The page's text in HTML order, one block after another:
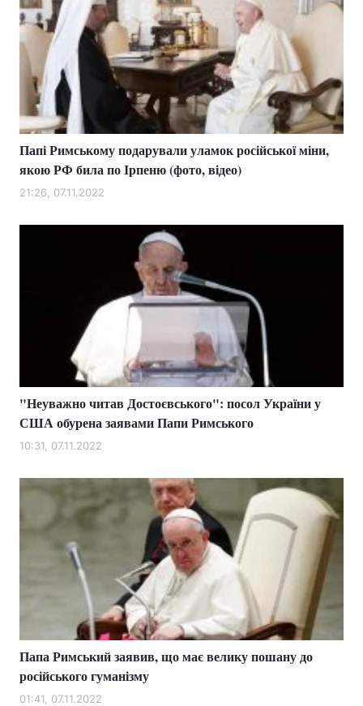
Папі Римському подарували уламок російської міни,
якою РФ била по Ірпеню (фото, відео)
21:26, 07.11.2022
"Неуважно читав Достоєвського": посол України у
США обурена заявами Папи Римського
10:31, 07.11.2022
Папа Римський заявив, що має велику пошану до
російського гуманізму
01:41, 07.11.2022